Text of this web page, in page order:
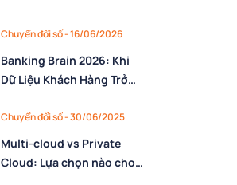
Chuyển đổi số - 16/06/2026
Banking Brain 2026: Khi
Dữ Liệu Khách Hàng Trở
Ngân Hàng Số
Chuyển đổi số - 30/06/2025
Multi-cloud vs Private
Cloud: Lựa chọn nào cho